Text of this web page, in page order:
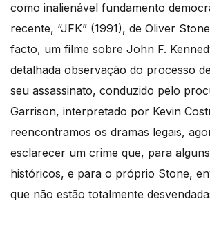
como inalienável fundamento
recente, “JFK” (1991), de Oliver
facto, um filme sobre John F.
detalhada observação do processo
seu assassinato, conduzido pelo
Garrison, interpretado por Kevin
reencontramos os dramas legais,
esclarecer um crime que, para
históricos, e para o próprio Stone,
que não estão totalmente